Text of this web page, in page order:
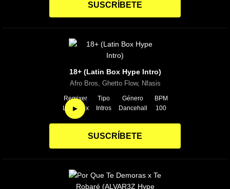
SUSCRÍBETE
►
18+ (Latin Box Hype Intro)
Afro Bros, Ghetto Flow, Nfasis
Remixer
Latin Box
Tipo
Intros
Género
Dancehall
BPM
100
SUSCRÍBETE